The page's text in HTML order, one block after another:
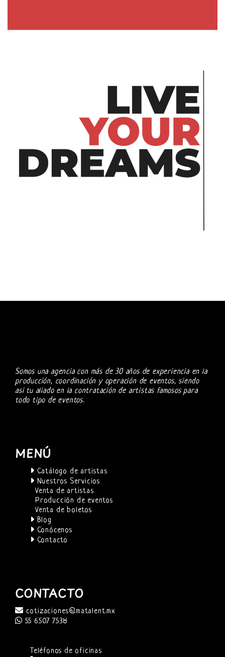
Somos una agencia con más de 30 años de experiencia en la
producción, coordinación y operación de eventos, siendo
asi tu aliado en la contratación de artistas famosos para
todo tipo de eventos.
MENÚ
Catálogo de artistas
Nuestros Servicios
Venta de artistas
Producción de eventos
Venta de boletos
Blog
Conócenos
Contacto
CONTACTO
cotizaciones@matalent.mx
55 6507 7538
Teléfonos de oficinas